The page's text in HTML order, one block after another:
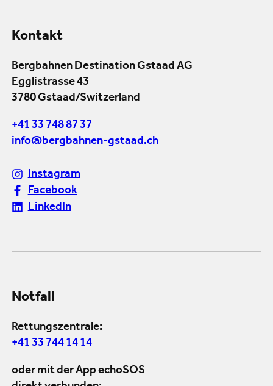
Kontakt
Bergbahnen Destination Gstaad AG
Egglistrasse 43
3780 Gstaad/Switzerland
+41 33 748 87 37
info@bergbahnen-gstaad.ch
Instagram
Facebook
LinkedIn
Notfall
Rettungszentrale:
+41 33 744 14 14
oder mit der App echoSOS